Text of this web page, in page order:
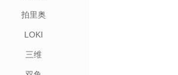
拍里奥
LOKI
三维